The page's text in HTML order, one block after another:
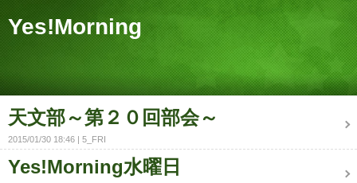
Yes!Morning
天文部～第２０回部会～
2015/01/30 18:46 5_FRI
Yes!Morning水曜日